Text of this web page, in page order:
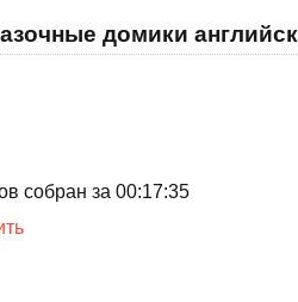
домики
собран за 00:17:35